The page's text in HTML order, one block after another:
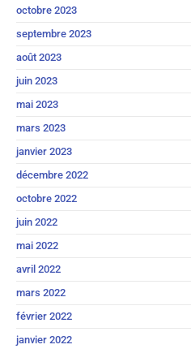
octobre 2023
septembre 2023
août 2023
juin 2023
mai 2023
mars 2023
janvier 2023
décembre 2022
octobre 2022
juin 2022
mai 2022
avril 2022
mars 2022
février 2022
janvier 2022